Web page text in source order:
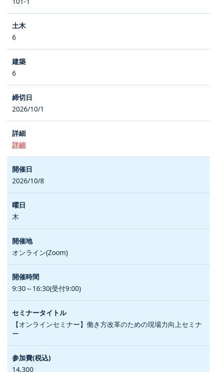
6
6
2026/10/1
詳細
2026/10/8
木
オンライン(Zoom)
9:30～16:30(受付9:00)
【オンラインセミナー】働き方改革のための現場力向上セミナ
ー
14,300